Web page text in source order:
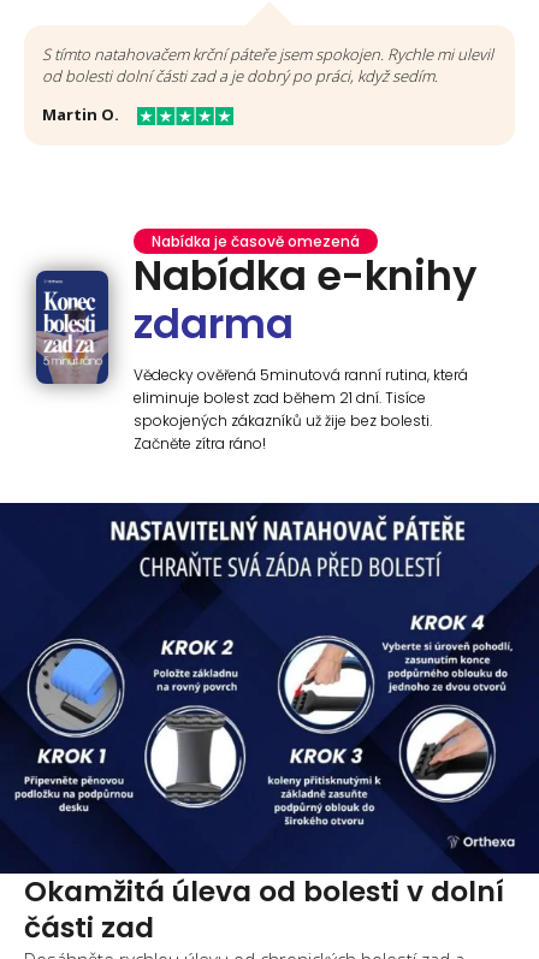
S tímto natahovačem krční páteře jsem spokojen. Rychle mi ulevil
od bolesti dolní části zad a je dobrý po práci, když sedím.
Martin O.
Nabídka je časově omezená
Nabídka e-knihy
zdarma
Vědecky ověřená 5minutová ranní rutina, která
eliminuje bolest zad během 21 dní. Tisíce
spokojených zákazníků už žije bez bolesti.
Začněte zítra ráno!
Okamžitá úleva od bolesti v dolní
části zad